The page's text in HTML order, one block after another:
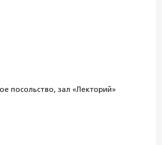
посольство, зал «Лекторий»